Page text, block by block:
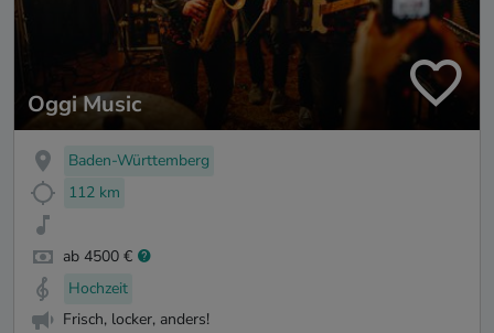
Oggi Music
Baden-Württemberg
112 km
ab 4500 €
Hochzeit
Frisch, locker, anders!